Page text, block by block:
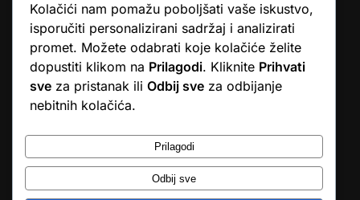
★★★★★
… Ono što me se dojmilo je ljudski pristup i njihova briga da
dobijem što sam naručio. U većini web shopova nitko vas ne
zove, samo otkažu narudžbu. …
Stjepan D.M.
© Argus elektronika d.o.o.
Kolačići nam pomažu poboljšati vaše iskustvo,
isporučiti personalizirani sadržaj i analizirati
promet. Možete odabrati koje kolačiće želite
dopustiti klikom na Prilagodi. Kliknite Prihvati
sve za pristanak ili Odbij sve za odbijanje
nebitnih kolačića.
Prilagodi
Odbij sve